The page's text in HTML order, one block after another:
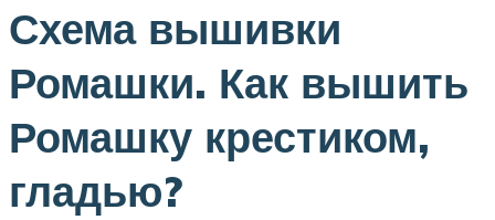
Схема вышивки
Ромашки. Как вышить
Ромашку крестиком,
гладью?